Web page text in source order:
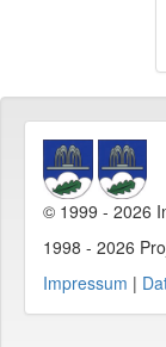
© 1999 - 2026
1998 - 2026
Impressum |